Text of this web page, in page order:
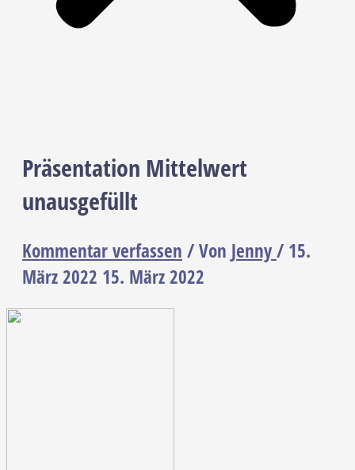
Präsentation Mittelwert
unausgefüllt
Kommentar verfassen / Von Jenny/ 15.
März 2022 15. März 2022